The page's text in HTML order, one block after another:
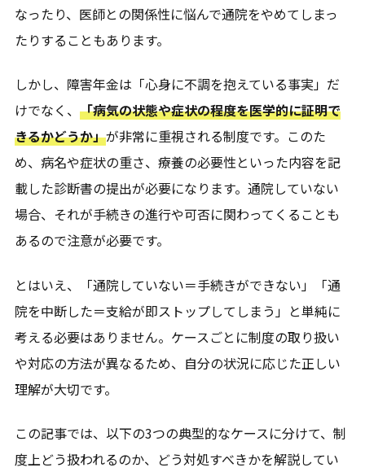
なったり、医師との関係性に悩んで通院をやめてしまっ
たりすることもあります。
しかし、障害年金は「心身に不調を抱えている事実」だ
けでなく、 「病気の状態や症状の程度を医学的に証明で
きるかどうか」が非常に重視される制度です。このた
め、病名や症状の重さ、療養の必要性といった内容を記
載した診断書の提出が必要になります。通院していない
場合、それが手続きの進行や可否に関わってくることも
あるので注意が必要です。
とはいえ、「通院していない＝手続きができない」「通
院を中断した＝支給が即ストップしてしまう」と単純に
考える必要はありません。ケースごとに制度の取り扱い
や対応の方法が異なるため、自分の状況に応じた正しい
理解が大切です。
この記事では、以下の3つの典型的なケースに分けて、制
度上どう扱われるのか、どう対処すべきかを解説してい